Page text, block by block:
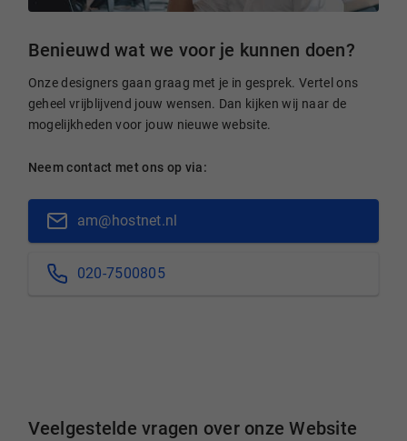
Benieuwd wat we voor je kunnen doen?
Onze designers gaan graag met je in gesprek. Vertel ons
geheel vrijblijvend jouw wensen. Dan kijken wij naar de
mogelijkheden voor jouw nieuwe website.
Neem contact met ons op via:
020-7500805
am@hostnet.nl
Veelgestelde vragen over onze Website